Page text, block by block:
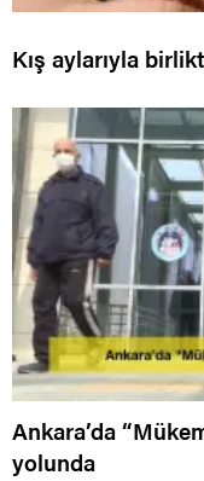
Kış aylarıyla
Ankara’da
yolunda